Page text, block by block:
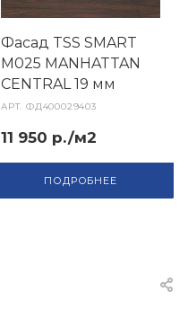
Фасад TSS SMART
M025 MANHATTAN
CENTRAL 19 мм
АРТ.ФД400029403
11 950 р./м2
ПОДРОБНЕЕ